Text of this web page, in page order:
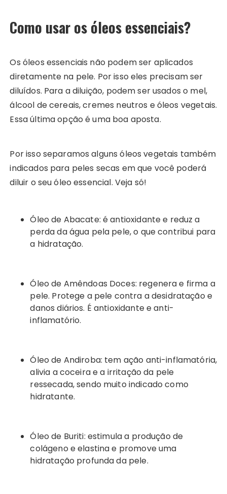
Como usar os óleos essenciais?
Os óleos essenciais não podem ser aplicados
diretamente na pele. Por isso eles precisam ser
diluídos. Para a diluição, podem ser usados o mel,
álcool de cereais, cremes neutros e óleos vegetais.
Essa última opção é uma boa aposta.
Por isso separamos alguns óleos vegetais também
indicados para peles secas em que você poderá
diluir o seu óleo essencial. Veja só!
Óleo de Abacate: é antioxidante e reduz a
perda da água pela pele, o que contribui para
a hidratação.
Óleo de Amêndoas Doces: regenera e firma a
pele. Protege a pele contra a desidratação e
danos diários. É antioxidante e anti-
inflamatório.
Óleo de Andiroba: tem ação anti-inflamatória,
alivia a coceira e a irritação da pele
ressecada, sendo muito indicado como
hidratante.
Óleo de Buriti: estimula a produção de
colágeno e elastina e promove uma
hidratação profunda da pele.